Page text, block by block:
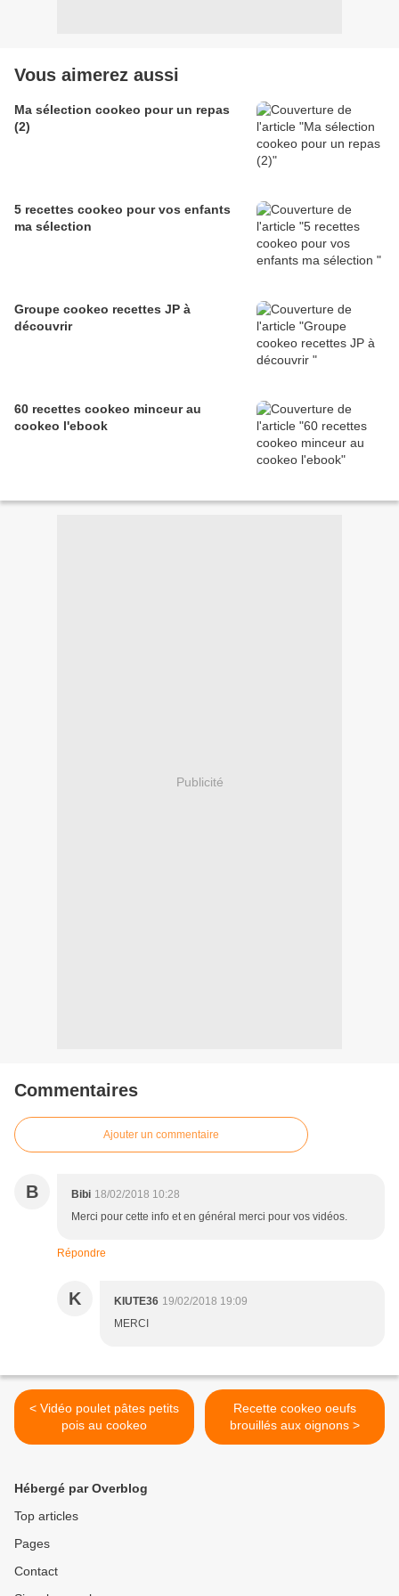
Vous aimerez aussi
Ma sélection cookeo pour un repas
(2)
5 recettes cookeo pour vos enfants
ma sélection
Groupe cookeo recettes JP à
découvrir
60 recettes cookeo minceur au
cookeo l'ebook
Publicité
Commentaires
Ajouter un commentaire
B Bibi 18/02/2018 10:28
Merci pour cette info et en général merci pour vos vidéos.
Répondre
K KIUTE36 19/02/2018 19:09
MERCI
< Vidéo poulet pâtes petits
pois au cookeo
Recette cookeo oeufs
brouillés aux oignons >
Hébergé par Overblog
Top articles
Pages
Contact